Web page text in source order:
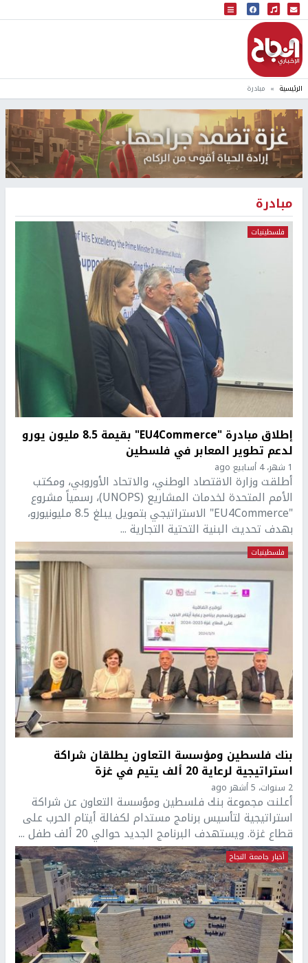
البث المباشر
إذاعة النجاح
الرئيسية مبادرة
مبادرة
فلسطينيات
إطلاق مبادرة "EU4Commerce" بقيمة 8.5 مليون يورو
لدعم تطوير المعابر في فلسطين
1 شهر، 4 أسابيع ago
أطلقت وزارة الاقتصاد الوطني، والاتحاد الأوروبي، ومكتب
الأمم المتحدة لخدمات المشاريع (UNOPS)، رسمياً مشروع
"EU4Commerce" الاستراتيجي بتمويل يبلغ 8.5 مليونيورو،
بهدف تحديث البنية التحتية التجارية ...
فلسطينيات
بنك فلسطين ومؤسسة التعاون يطلقان شراكة
استراتيجية لرعاية 20 ألف يتيم في غزة
2 سنوات، 5 أشهر ago
أعلنت مجموعة بنك فلسطين ومؤسسة التعاون عن شراكة
استراتيجية لتأسيس برنامج مستدام لكفالة أيتام الحرب على
قطاع غزة. ويستهدف البرنامج الجديد حوالي 20 ألف طفل ...
أخبار جامعة النجاح